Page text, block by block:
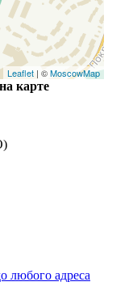
Leaflet| ©MoscowMap
карте
любого адреса